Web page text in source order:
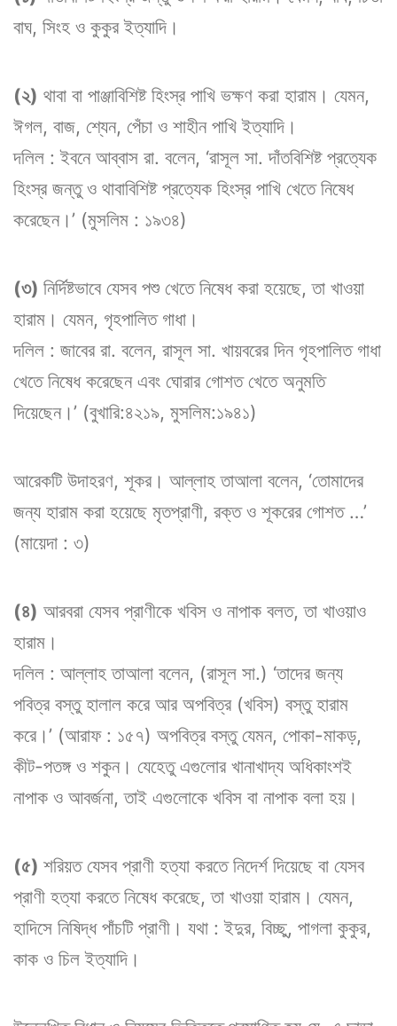
বাঘ, সিংহ ও কুকুর ইত্যাদি।
(২) থাবা বা পাঞ্জাবিশিষ্ট হিংস্র পাখি ভক্ষণ করা হারাম। যেমন,
ঈগল, বাজ, শ্যেন, পেঁচা ও শাহীন পাখি ইত্যাদি।
দলিল : ইবনে আব্বাস রা. বলেন, ‘রাসূল সা. দাঁতবিশিষ্ট প্রত্যেক
হিংস্র জন্তু ও থাবাবিশিষ্ট প্রত্যেক হিংস্র পাখি খেতে নিষেধ
করেছেন।’ (মুসলিম : ১৯৩৪)
(৩) নির্দিষ্টভাবে যেসব পশু খেতে নিষেধ করা হয়েছে, তা খাওয়া
হারাম। যেমন, গৃহপালিত গাধা।
দলিল : জাবের রা. বলেন, রাসূল সা. খায়বরের দিন গৃহপালিত গাধা
খেতে নিষেধ করেছেন এবং ঘোরার গোশত খেতে অনুমতি
দিয়েছেন।’ (বুখারি:৪২১৯, মুসলিম:১৯৪১)
আরেকটি উদাহরণ, শূকর। আল্লাহ তাআলা বলেন, ‘তোমাদের
জন্য হারাম করা হয়েছে মৃতপ্রাণী, রক্ত ও শূকরের গোশত …’
(মায়েদা : ৩)
(৪) আরবরা যেসব প্রাণীকে খবিস ও নাপাক বলত, তা খাওয়াও
হারাম।
দলিল : আল্লাহ তাআলা বলেন, (রাসূল সা.) ‘তাদের জন্য
পবিত্র বস্তু হালাল করে আর অপবিত্র (খবিস) বস্তু হারাম
করে।’ (আরাফ : ১৫৭) অপবিত্র বস্তু যেমন, পোকা-মাকড়,
কীট-পতঙ্গ ও শকুন। যেহেতু এগুলোর খানাখাদ্য অধিকাংশই
নাপাক ও আবর্জনা, তাই এগুলোকে খবিস বা নাপাক বলা হয়।
(৫) শরিয়ত যেসব প্রাণী হত্যা করতে নিদের্শ দিয়েছে বা যেসব
প্রাণী হত্যা করতে নিষেধ করেছে, তা খাওয়া হারাম। যেমন,
হাদিসে নিষিদ্ধ পাঁচটি প্রাণী। যথা : ইদুর, বিচ্ছু, পাগলা কুকুর,
কাক ও চিল ইত্যাদি।